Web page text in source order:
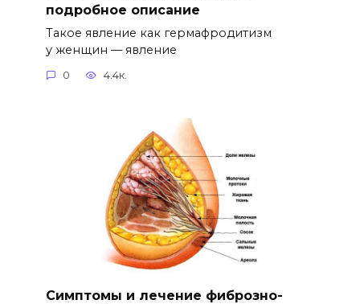
подробное описание
Такое явление как гермафродитизм
у женщин — явление
0 4.4к.
Симптомы и лечение фиброзно-